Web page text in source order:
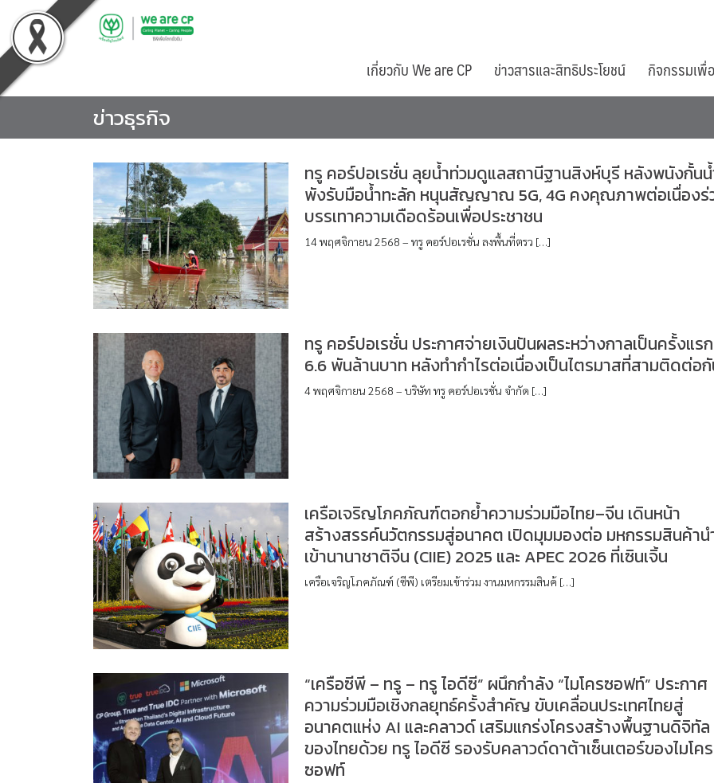
to
content
เกี่ยวกับ We are CP ข่าวสารและสิทธิประโยชน์ กิจกรรมเพื่
ข่าวธุรกิจ
ทรู คอร์ปอเรชั่น ลุยน้ำท่วมดูแลสถานีฐานสิงห์บุรี หลังพนังกั้น
พังรับมือน้ำทะลัก หนุนสัญญาณ 5G, 4G คงคุณภาพต่อเนื่องร่
บรรเทาความเดือดร้อนเพื่อประชาชน
14 พฤศจิกายน 2568 – ทรู คอร์ปอเรชั่น ลงพื้นที่ตรว […]
ทรู คอร์ปอเรชั่น ประกาศจ่ายเงินปันผลระหว่างกาลเป็นครั้งแรก
6.6 พันล้านบาท หลังทำกำไรต่อเนื่องเป็นไตรมาสที่สามติดต่อ
4 พฤศจิกายน 2568 – บริษัท ทรู คอร์ปอเรชั่น จำกัด […]
เครือเจริญโภคภัณฑ์ตอกย้ำความร่วมมือไทย–จีน เดินหน้า
สร้างสรรค์นวัตกรรมสู่อนาคต เปิดมุมมองต่อ มหกรรมสินค้าน
เข้านานาชาติจีน (CIIE) 2025 และ APEC 2026 ที่เซินเจิ้น
เครือเจริญโภคภัณฑ์ (ซีพี) เตรียมเข้าร่วม งานมหกรรมสินค้ […]
“เครือซีพี – ทรู – ทรู ไอดีซี” ผนึกกำลัง “ไมโครซอฟท์” ประกาศ
ความร่วมมือเชิงกลยุทธ์ครั้งสำคัญ ขับเคลื่อนประเทศไทยสู่
อนาคตแห่ง AI และคลาวด์ เสริมแกร่งโครงสร้างพื้นฐานดิจิทัล
ของไทยด้วย ทรู ไอดีซี รองรับคลาวด์ดาต้าเซ็นเตอร์ของไมโคร
ซอฟท์